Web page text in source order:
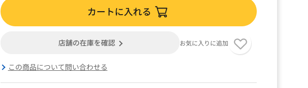
カートに入れる
店舗の在庫を確認 お気に入りに追加
この商品について問い合わせる